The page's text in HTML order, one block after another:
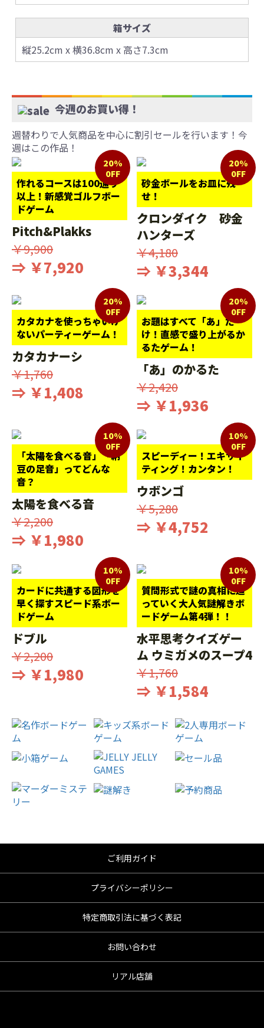
箱サイズ
縦25.2cm x 横36.8cm x 高さ7.3cm
今週のお買い得！
週替わりで人気商品を中心に割引セールを行います！今
週はこの作品！
作れるコースは100通り
以上！新感覚ゴルフボー
ドゲーム
20%
0FF
Pitch&Plakks
￥9,900
⇒ ￥7,920
砂金ボールをお皿に残
せ！
20%
0FF
クロンダイク 砂金
ハンターズ
￥4,180
⇒ ￥3,344
カタカナを使っちゃいけ
ないパーティーゲーム！
20%
0FF
カタカナーシ
￥1,760
⇒ ￥1,408
お題はすべて「あ」だ
け！直感で盛り上がるか
るたゲーム！
20%
0FF
「あ」のかるた
￥2,420
⇒ ￥1,936
「太陽を食べる音」「納
豆の足音」ってどんな
音？
10%
0FF
太陽を食べる音
￥2,200
⇒ ￥1,980
スピーディー！エキサイ
ティング！カンタン！
10%
0FF
ウボンゴ
￥5,280
⇒ ￥4,752
カードに共通する図形を
早く探すスピード系ボー
ドゲーム
10%
0FF
ドブル
￥2,200
⇒ ￥1,980
質問形式で謎の真相に迫
っていく大人気謎解きボ
ードゲーム第4弾！！
10%
0FF
水平思考クイズゲー
ム ウミガメのスープ4
￥1,760
⇒ ￥1,584
ご利用ガイド
プライバシーポリシー
特定商取引法に基づく表記
お問い合わせ
リアル店舗